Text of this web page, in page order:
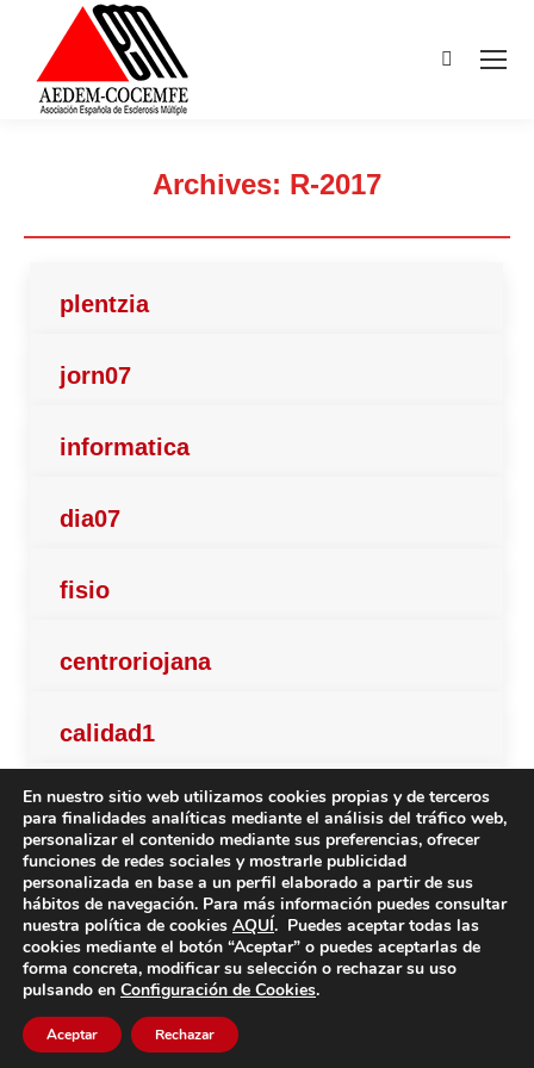
Buscar:
Archives: R-2017
plentzia
jorn07
informatica
dia07
fisio
centroriojana
calidad1
calidad2
actu07
calidad
En nuestro sitio web utilizamos cookies propias y de terceros
para finalidades analíticas mediante el análisis del tráfico web,
personalizar el contenido mediante sus preferencias, ofrecer
funciones de redes sociales y mostrarle publicidad
personalizada en base a un perfil elaborado a partir de sus
hábitos de navegación. Para más información puedes consultar
nuestra política de cookies AQUÍ. Puedes aceptar todas las
cookies mediante el botón “Aceptar” o puedes aceptarlas de
forma concreta, modificar su selección o rechazar su uso
pulsando en Configuración de Cookies.
Aceptar Rechazar